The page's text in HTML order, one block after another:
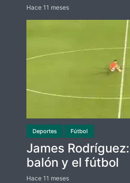
Hace 11 meses
Deportes Fútbol
James
balón y el fútbol
Hace 11 meses